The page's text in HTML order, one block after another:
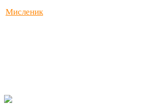
Мисленик